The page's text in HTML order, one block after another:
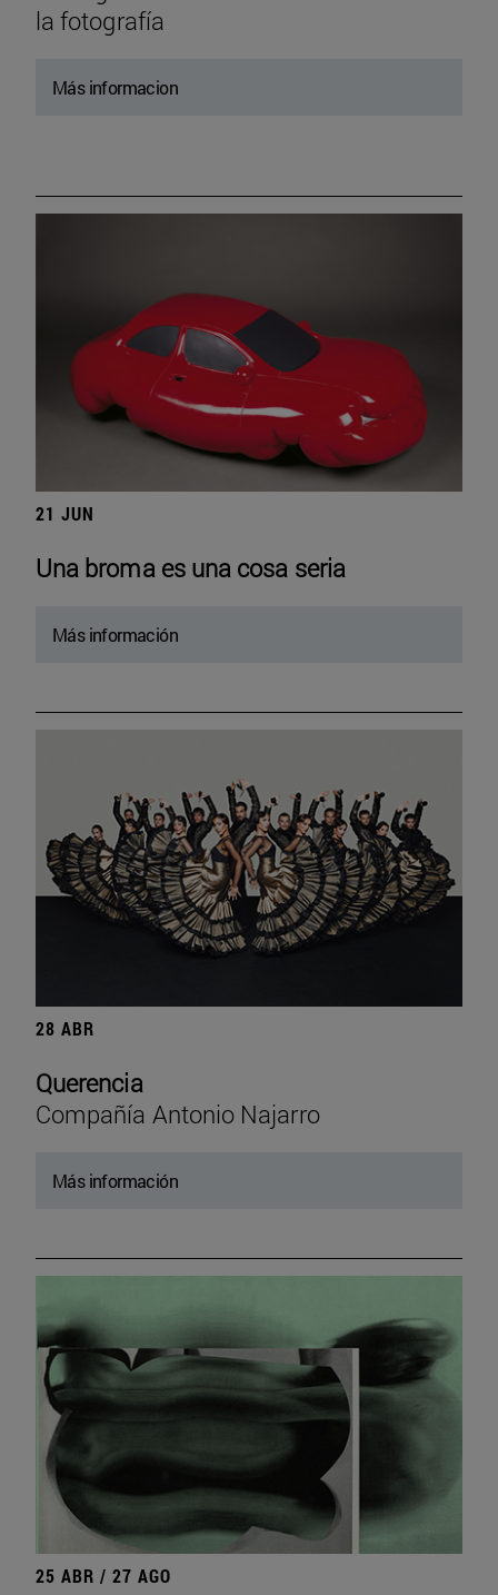
la fotografía
Más informacion
21 JUN
Una broma es una cosa seria
Más información
28 ABR
Querencia
Compañía Antonio Najarro
Más información
25 ABR / 27 AGO